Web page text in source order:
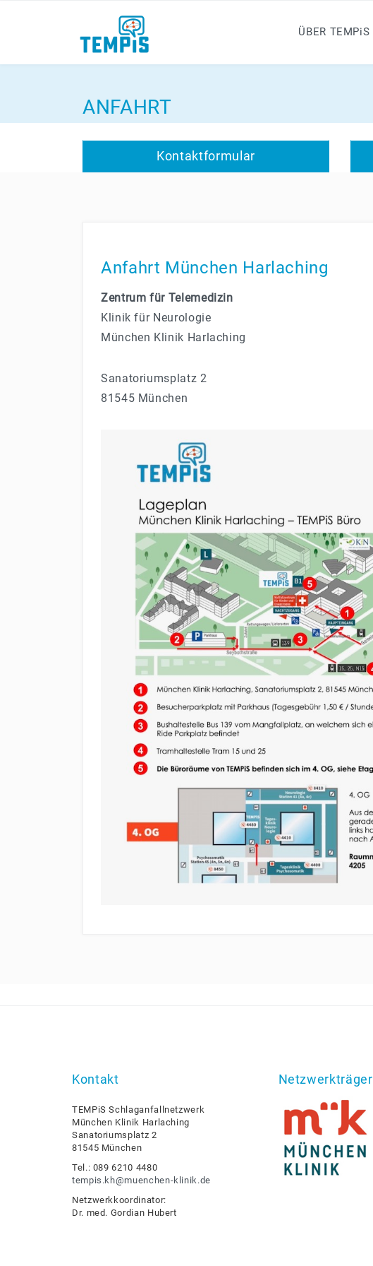
ÜBER TEMPiS
ANFAHRT
Kontaktformular
Anfahrt München Harlaching
Zentrum für Telemedizin
Klinik für Neurologie
München Klinik Harlaching
Sanatoriumsplatz 2
81545 München
Kontakt
TEMPiS Schlaganfallnetzwerk
München Klinik Harlaching
Sanatoriumsplatz 2
81545 München
Tel.: 089 6210 4480
tempis.kh@muenchen-klinik.de
Netzwerkkoordinator:
Dr. med. Gordian Hubert
Netzwerkträger